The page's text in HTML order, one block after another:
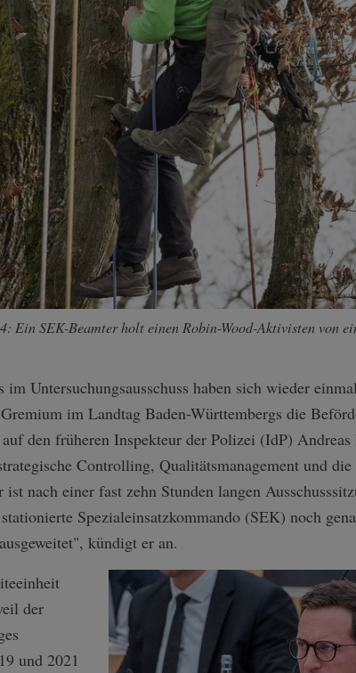
Ein SEK-Beamter holt einen Robin-Wood-Aktivisten von
im Untersuchungsausschuss haben sich wieder
im Landtag Baden-Württembergs die
den früheren Inspekteur der Polizei (IdP) Andreas
Controlling, Qualitätsmanagement und
nach einer fast zehn Stunden langen
Spezialeinsatzkommando (SEK) noch
kündigt er an.
der
und 2021